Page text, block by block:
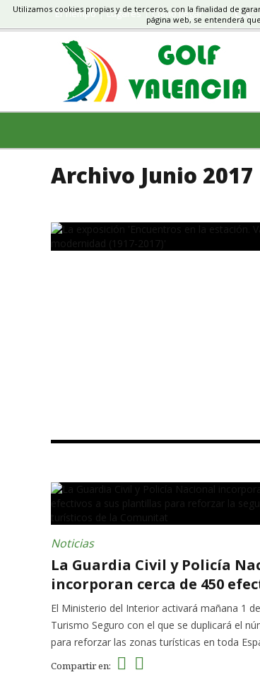
El Tiempo Lugares Cómo llegar
Archivo Junio 2017
Noticias
La Guardia Civil y Policía
incorporan cerca de 450
El Ministerio del Interior activará mañana 1
Turismo Seguro con el que se duplicará el
para reforzar las zonas turísticas en toda
Compartir en:
Utilizamos cookies propias y de terceros, con la finalidad de
página web, se entenderá